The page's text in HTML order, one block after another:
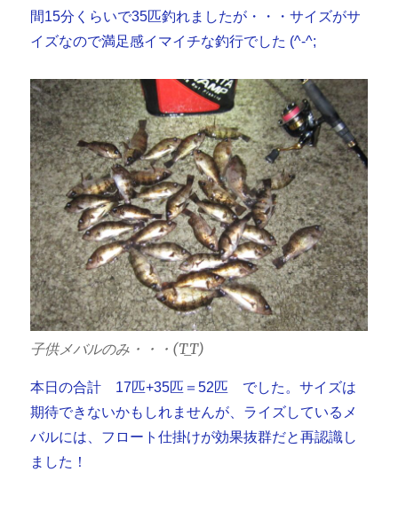
間15分くらいで35匹釣れましたが・・・サイズがサ
イズなので満足感イマイチな釣行でした (^-^;
子供メバルのみ・・・(T_T)
本日の合計 17匹+35匹＝52匹 でした。サイズは
期待できないかもしれませんが、ライズしているメ
バルには、フロート仕掛けが効果抜群だと再認識し
ました！